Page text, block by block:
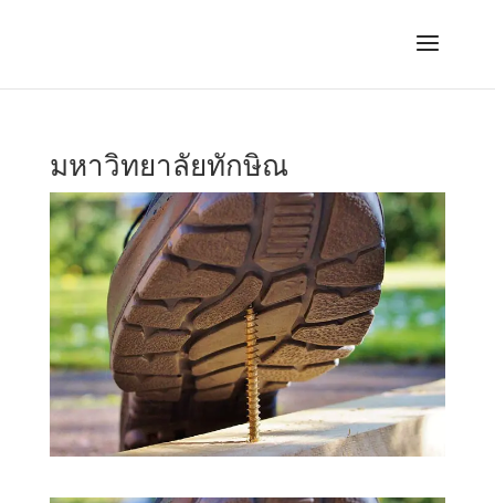
มหาวิทยาลัยทักษิณ